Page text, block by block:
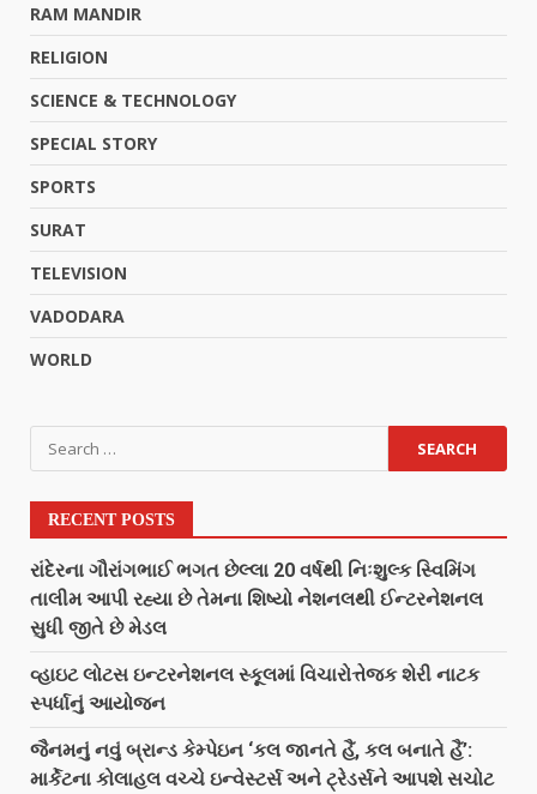
RAM MANDIR
RELIGION
SCIENCE & TECHNOLOGY
SPECIAL STORY
SPORTS
SURAT
TELEVISION
VADODARA
WORLD
RECENT POSTS
રાંદેરના ગૌરાંગભાઈ ભગત છેલ્લા 20 વર્ષથી નિઃશુલ્ક સ્વિમિંગ
તાલીમ આપી રહ્યા છે તેમના શિષ્યો નેશનલથી ઈન્ટરનેશનલ
સુધી જીતે છે મેડલ
વ્હાઇટ લોટસ ઇન્ટરનેશનલ સ્કૂલમાં વિચારોત્તેજક શેરી નાટક
સ્પર્ધાનું આયોજન
જૈનમનું નવું બ્રાન્ડ કેમ્પેઇન ‘કલ જાનતે હૈં, કલ બનાતે હૈં’:
માર્કેટના કોલાહલ વચ્ચે ઇન્વેસ્ટર્સ અને ટ્રેડર્સને આપશે સચોટ